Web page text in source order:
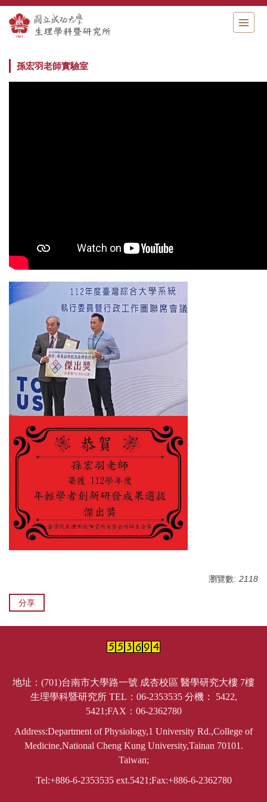
跳
到
主
內
容
區
孫宏羽老師實驗室
瀏覽數: 2118
分享
地址：(701)台南市大學路一號 成杏校區 醫學研究大樓 7樓
生理學科暨研究所 TEL：06-2353535 分機： 5422,
5421;FAX：06-2362780
Address:Department of Physiology,1 University Rd.,College of
Medicine,National Cheng Kung University,Tainan 70101.
Taiwan;
Tel:+886-6-2353535 ext.5421;Fax:+886-6-2362780